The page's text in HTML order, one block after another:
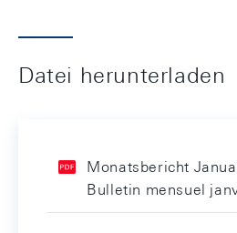
Datei herunterladen
Monatsbericht
Bulletin mensuel